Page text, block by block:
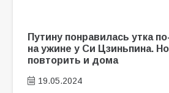
Путину понравилась утка
на ужине у Си Цзиньпина.
повторить и дома
19.05.2024